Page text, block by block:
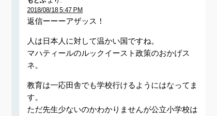
2018/08/18 5:47 PM
返信ーーーアザッス！
人は日本人に対して温かい国ですね。
マハティールのルックイースト政策のおかげス
ネ。
教育は一応田舎でも学校行けるようにはなってま
す。
ただ先生少ないのかわかりませんが公立小学校は